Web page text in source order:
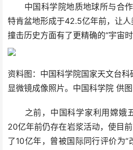
中国科学院地质地球所与合作
特肯盆地形成于42.5亿年前，让
撞击历史方面有了更精确的“宇宙时
资料图：中国科学院国家天文台
显微镜成像照片。中国科学院 供图
之前，中国科学家利用嫦娥
20亿年前仍存在岩浆活动，使目
了10亿年，曾被国际同行评价为“